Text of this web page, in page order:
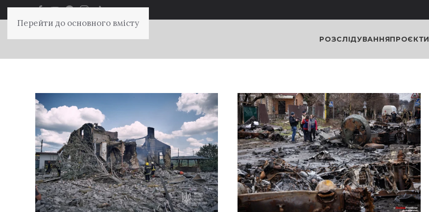
Перейти до основного вмісту
РОЗСЛІДУВАННЯПРОЄКТИ